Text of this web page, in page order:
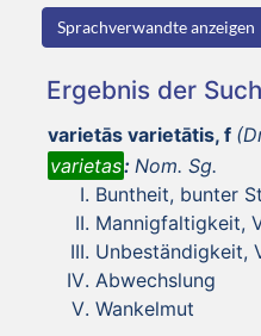
Sprachverwandte anzeigen
Ergebnis der
varietās varietātis, f
varietas: Nom. Sg.
Buntheit, bunter
Mannigfaltigkeit,
Unbeständigkeit,
Abwechslung
Wankelmut